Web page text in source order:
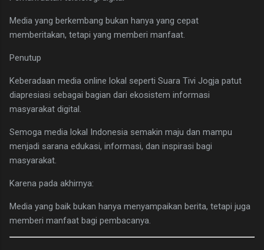
Media yang berkembang bukan hanya yang cepat
memberitakan, tetapi yang memberi manfaat.
Penutup
Keberadaan media online lokal seperti Suara Tivi Jogja patut
diapresiasi sebagai bagian dari ekosistem informasi
masyarakat digital.
Semoga media lokal Indonesia semakin maju dan mampu
menjadi sarana edukasi, informasi, dan inspirasi bagi
masyarakat.
Karena pada akhirnya:
Media yang baik bukan hanya menyampaikan berita, tetapi juga
memberi manfaat bagi pembacanya.